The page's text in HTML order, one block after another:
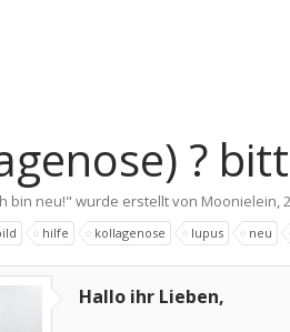
?
bin neu!" wurde erstellt von Moonielein,
hilfe kollagenose lupus neu
Hallo ihr Lieben,